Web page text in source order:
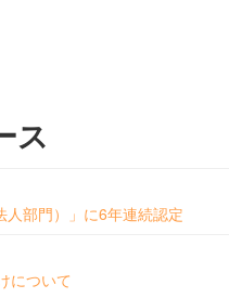
ス
人部門）」に6年連続認定
について